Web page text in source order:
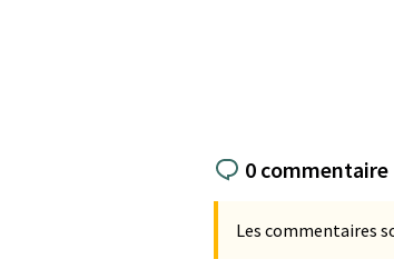
0 commentaire
Les commentaires